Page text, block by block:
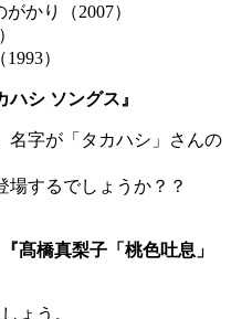
かり（2007）
）
シ ソングス』
名字が「タカハシ」さんの
場するでしょうか？？
髙橋真梨子「桃色吐息」
ょう。